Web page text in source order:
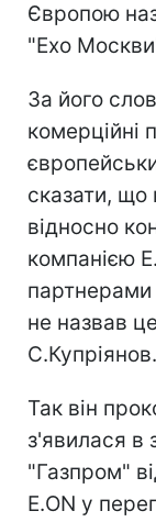
Європою
"Ехо
За його
комерційні
сказати, що
відносно
компанією
не назвав
С.Купріянов.
Так він
з'явилася в
"Газпром"
E.ON у